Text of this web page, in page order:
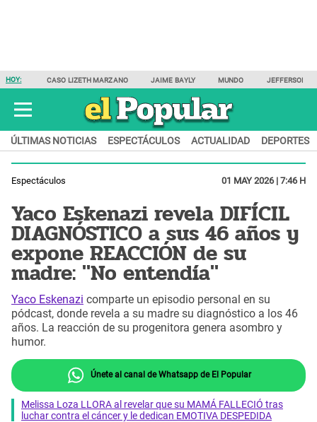
HOY: CASO LIZETH MARZANO JAIME BAYLY MUNDO JEFFERSON
ÚLTIMAS NOTICIAS ESPECTÁCULOS ACTUALIDAD DEPORTES
Espectáculos 01 MAY 2026 | 7:46 H
Yaco Eskenazi revela DIFÍCIL
DIAGNÓSTICO a sus 46 años y
expone REACCIÓN de su
madre: "No entendía"
Yaco Eskenazi comparte un episodio personal en su
pódcast, donde revela a su madre su diagnóstico a los 46
años. La reacción de su progenitora genera asombro y
humor.
Únete al canal de Whatsapp de El Popular
Melissa Loza LLORA al revelar que su MAMÁ FALLECIÓ tras
luchar contra el cáncer y le dedican EMOTIVA DESPEDIDA